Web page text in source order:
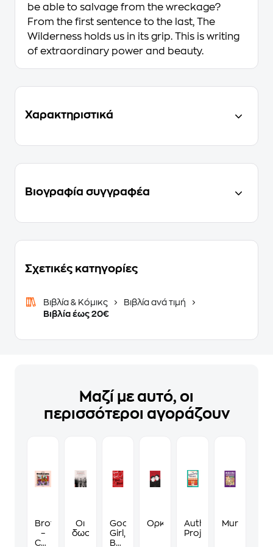
be able to salvage from the wreckage?
From the first sentence to the last, The
Wilderness holds us in its grip. This is writing
of extraordinary power and beauty.
Χαρακτηριστικά
Βιογραφία συγγραφέα
Σχετικές κατηγορίες
Βιβλία & Κόμικς
Βιβλία ανά τιμή
Βιβλία έως 20€
Μαζί με αυτό, οι
περισσότεροι αγοράζουν
Brotherakia
–
Coloring
Οι
δωσίλογοι
Good
Girl,
Bad
ΟρκισμένηAuthenticity
Project
Murdoku